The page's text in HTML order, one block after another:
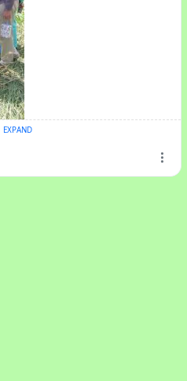
door het Vondelpark?
EXPAND